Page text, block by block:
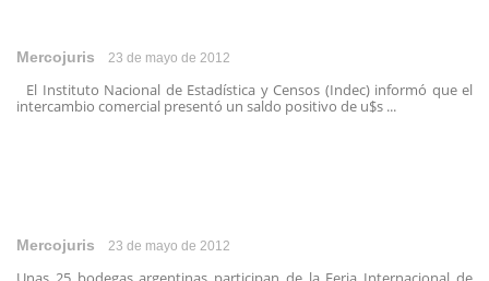
Mercojuris 23 de mayo de 2012
El Instituto Nacional de Estadística y Censos (Indec) informó que el
intercambio comercial presentó un saldo positivo de u$s ...
Mercojuris 23 de mayo de 2012